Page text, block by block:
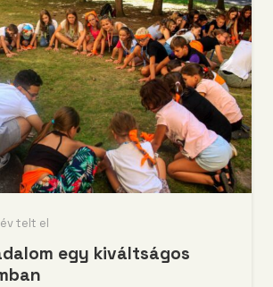
év telt el
egy kiváltságos